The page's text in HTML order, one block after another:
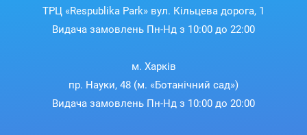
ТРЦ «Respublika Park» вул. Кільцева дорога, 1
Видача замовлень Пн-Нд з 10:00 до 22:00
м. Харків
пр. Науки, 48 (м. «Ботанічний сад»)
Видача замовлень Пн-Нд з 10:00 до 20:00